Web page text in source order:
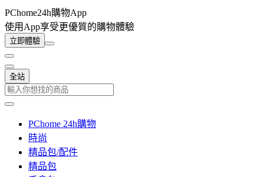
PChome24h購物App
使用App享受更優質的購物體驗
立即體驗
全站
PChome 24h購物
時尚
精品包/配件
精品包